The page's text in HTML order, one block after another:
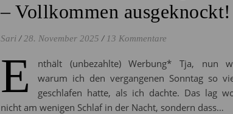
– Vollkommen ausgeknockt!
Sari / 28. November 2025 / 13 Kommentare
E
nthält (unbezahlte) Werbung* Tja, nun
warum ich den vergangenen Sonntag so
geschlafen hatte, als ich dachte. Das lag
nicht am wenigen Schlaf in der Nacht, sondern dass…